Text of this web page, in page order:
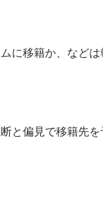
に移籍か、などは
と偏見で移籍先